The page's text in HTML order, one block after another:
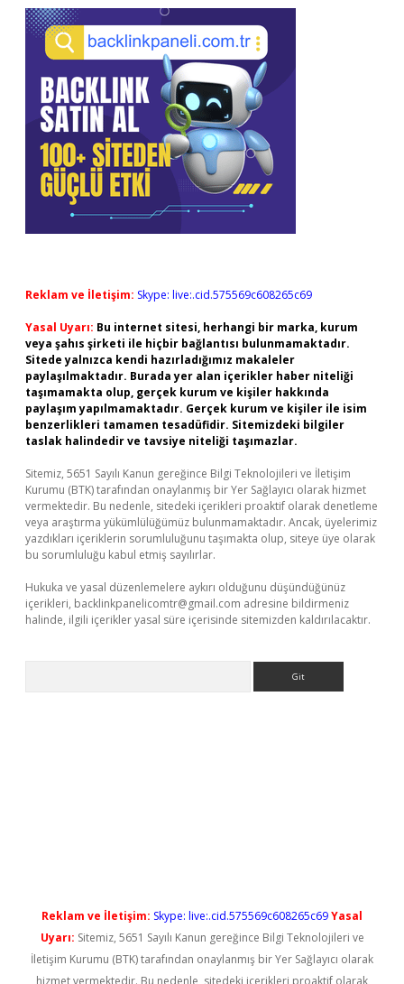
Reklam ve İletişim: Skype: live:.cid.575569c608265c69
Yasal Uyarı: Bu internet sitesi, herhangi bir marka, kurum
veya şahıs şirketi ile hiçbir bağlantısı bulunmamaktadır.
Sitede yalnızca kendi hazırladığımız makaleler
paylaşılmaktadır. Burada yer alan içerikler haber niteliği
taşımamakta olup, gerçek kurum ve kişiler hakkında
paylaşım yapılmamaktadır. Gerçek kurum ve kişiler ile isim
benzerlikleri tamamen tesadüfidir. Sitemizdeki bilgiler
taslak halindedir ve tavsiye niteliği taşımazlar.
Sitemiz, 5651 Sayılı Kanun gereğince Bilgi Teknolojileri ve İletişim
Kurumu (BTK) tarafından onaylanmış bir Yer Sağlayıcı olarak hizmet
vermektedir. Bu nedenle, sitedeki içerikleri proaktif olarak denetleme
veya araştırma yükümlülüğümüz bulunmamaktadır. Ancak, üyelerimiz
yazdıkları içeriklerin sorumluluğunu taşımakta olup, siteye üye olarak
bu sorumluluğu kabul etmiş sayılırlar.
Hukuka ve yasal düzenlemelere aykırı olduğunu düşündüğünüz
içerikleri, backlinkpanelicomtr@gmail.com adresine bildirmeniz
halinde, ilgili içerikler yasal süre içerisinde sitemizden kaldırılacaktır.
Reklam ve İletişim: Skype: live:.cid.575569c608265c69Yasal
Uyarı: Sitemiz, 5651 Sayılı Kanun gereğince Bilgi Teknolojileri ve
İletişim Kurumu (BTK) tarafından onaylanmış bir Yer Sağlayıcı olarak
hizmet vermektedir. Bu nedenle, sitedeki içerikleri proaktif olarak